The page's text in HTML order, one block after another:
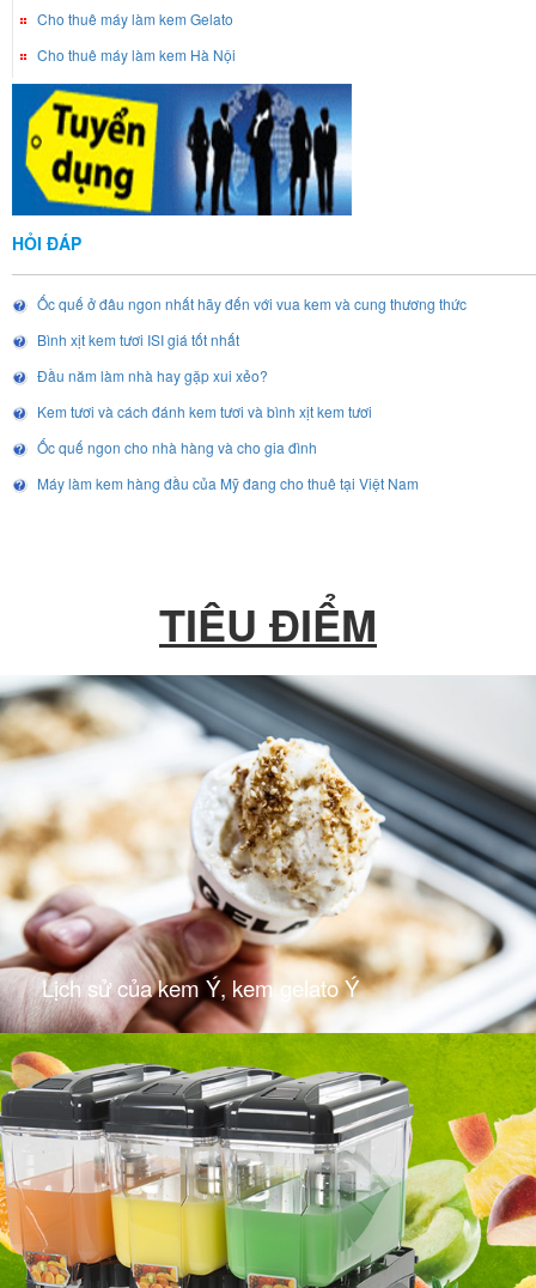
Cho thuê máy làm kem Gelato
Cho thuê máy làm kem Hà Nội
HỎI ĐÁP
Ốc quế ở đâu ngon nhất hãy đến với vua kem và cung thương thức
Bình xịt kem tươi ISI giá tốt nhất
Đầu năm làm nhà hay gặp xui xẻo?
Kem tươi và cách đánh kem tươi và bình xịt kem tươi
Ốc quế ngon cho nhà hàng và cho gia đình
Máy làm kem hàng đầu của Mỹ đang cho thuê tại Việt Nam
TIÊU ĐIỂM
Lịch sử của kem Ý, kem gelato Ý